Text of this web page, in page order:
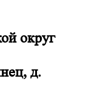
округ
д.